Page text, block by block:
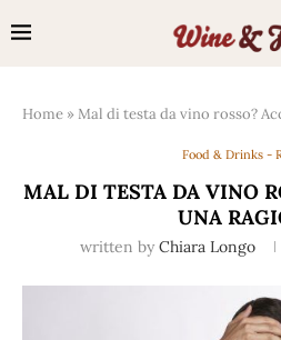
Home »Mal di testa da vino rosso?
Food & Drinks -
MAL DI TESTA DA VINO
UNA
written by Chiara Longo